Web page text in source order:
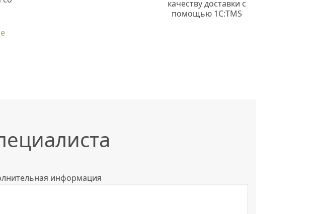
качеству доставки с
помощью 1С:TMS
информация